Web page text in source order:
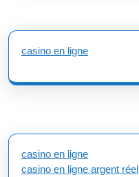
casino en ligne
casino en ligne
casino en ligne argent réel